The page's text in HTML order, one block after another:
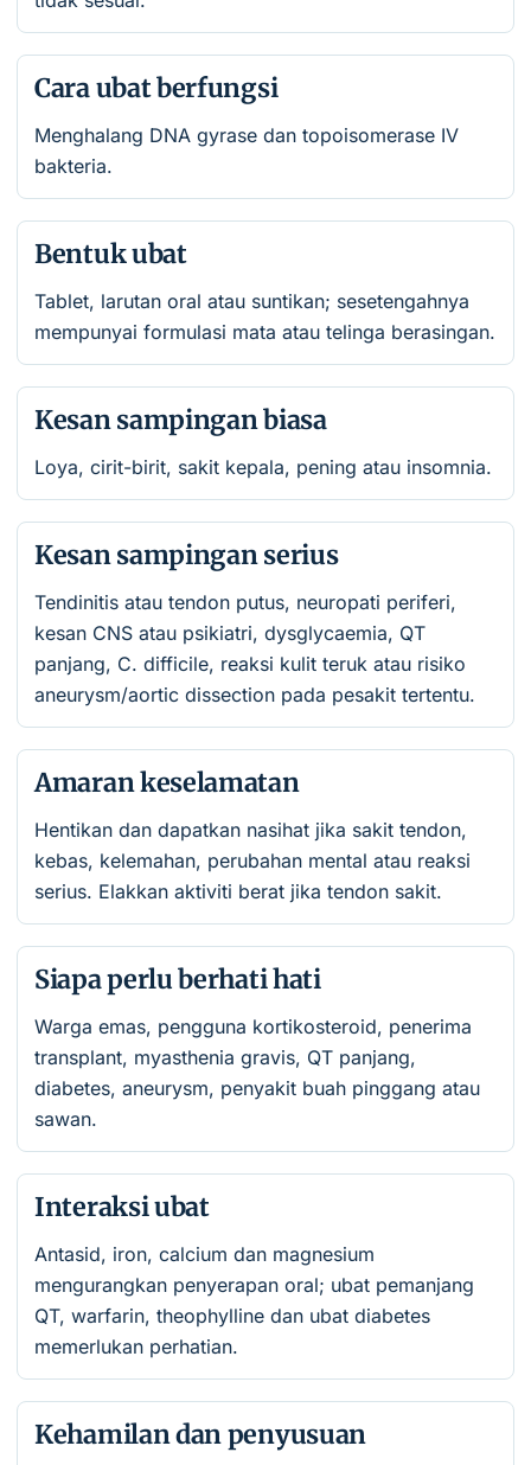
Cara ubat berfungsi
Menghalang DNA gyrase dan topoisomerase IV
bakteria.
Bentuk ubat
Tablet, larutan oral atau suntikan; sesetengahnya
mempunyai formulasi mata atau telinga berasingan.
Kesan sampingan biasa
Loya, cirit-birit, sakit kepala, pening atau insomnia.
Kesan sampingan serius
Tendinitis atau tendon putus, neuropati periferi,
kesan CNS atau psikiatri, dysglycaemia, QT
panjang, C. difficile, reaksi kulit teruk atau risiko
aneurysm/aortic dissection pada pesakit tertentu.
Amaran keselamatan
Hentikan dan dapatkan nasihat jika sakit tendon,
kebas, kelemahan, perubahan mental atau reaksi
serius. Elakkan aktiviti berat jika tendon sakit.
Siapa perlu berhati hati
Warga emas, pengguna kortikosteroid, penerima
transplant, myasthenia gravis, QT panjang,
diabetes, aneurysm, penyakit buah pinggang atau
sawan.
Interaksi ubat
Antasid, iron, calcium dan magnesium
mengurangkan penyerapan oral; ubat pemanjang
QT, warfarin, theophylline dan ubat diabetes
memerlukan perhatian.
Kehamilan dan penyusuan